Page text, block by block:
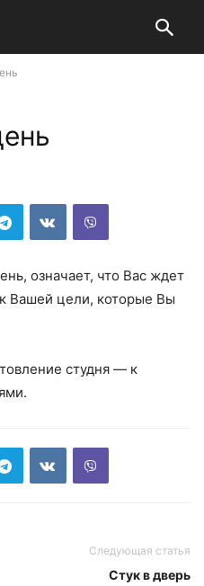
означает, что Вас ждет
Вашей цели, которые Вы
студня — к
Следующая статья
Стук в дверь